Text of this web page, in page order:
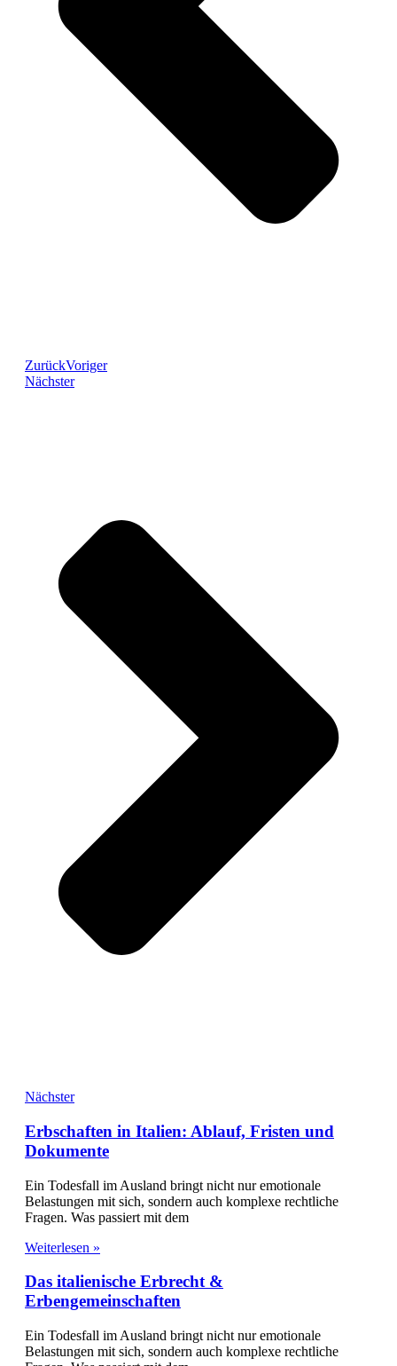
ZurückVoriger
Nächster
Nächster
Erbschaften in Italien: Ablauf, Fristen und
Dokumente
Ein Todesfall im Ausland bringt nicht nur emotionale
Belastungen mit sich, sondern auch komplexe rechtliche
Fragen. Was passiert mit dem
Weiterlesen »
Das italienische Erbrecht &
Erbengemeinschaften
Ein Todesfall im Ausland bringt nicht nur emotionale
Belastungen mit sich, sondern auch komplexe rechtliche